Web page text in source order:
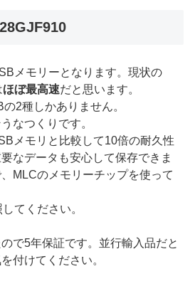
メモリーとなります。現状の
ほぼ最高速だと思います。
2種しかありません。
なつくりです。
メモリと比較して10倍の耐久性
なデータも安心して保存できま
MLCのメモリーチップを使って
してください。
で5年保証です。並行輸入品だと
付けてください。